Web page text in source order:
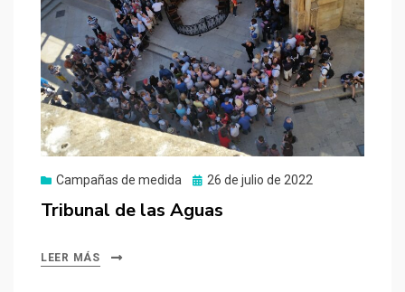
Campañas de medida
Publicado
26 de julio de 2022
Tribunal de las Aguas
LEER MÁS